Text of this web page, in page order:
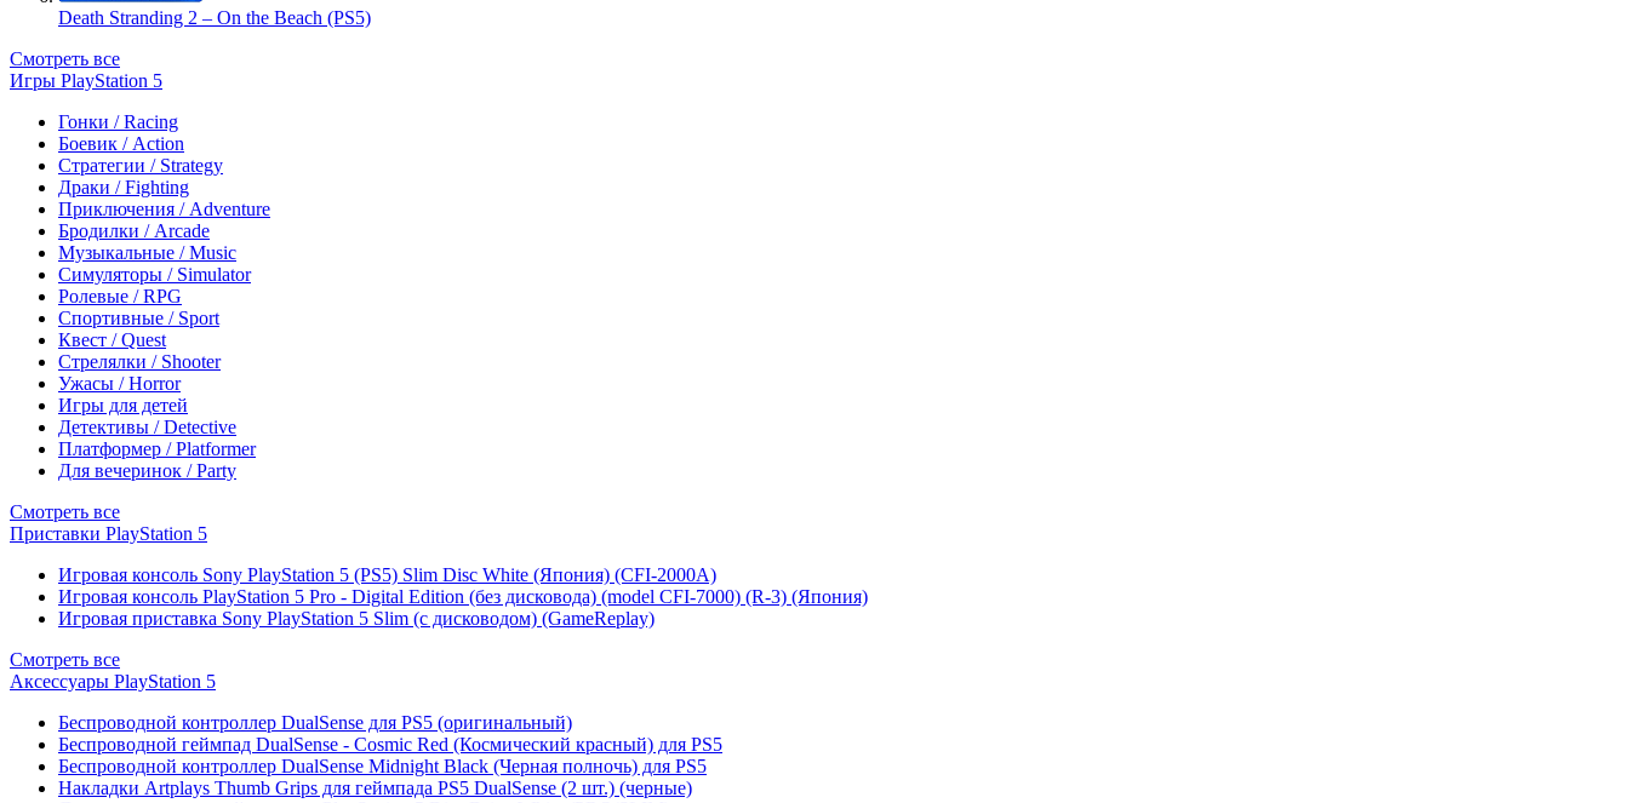
Death Stranding 2 – On the Beach (PS5)
Смотреть все
Игры PlayStation 5
Гонки / Racing
Боевик / Action
Стратегии / Strategy
Драки / Fighting
Приключения / Adventure
Бродилки / Arcade
Музыкальные / Music
Симуляторы / Simulator
Ролевые / RPG
Спортивные / Sport
Квест / Quest
Стрелялки / Shooter
Ужасы / Horror
Игры для детей
Детективы / Detective
Платформер / Platformer
Для вечеринок / Party
Смотреть все
Приставки PlayStation 5
Игровая консоль Sony PlayStation 5 (PS5) Slim Disc White (Япония) (CFI-2000A)
Игровая консоль PlayStation 5 Pro - Digital Edition (без дисковода) (model CFI-7000) (R-3) (Япония)
Игровая приставка Sony PlayStation 5 Slim (с дисководом) (GameReplay)
Смотреть все
Аксессуары PlayStation 5
Беспроводной контроллер DualSense для PS5 (оригинальный)
Беспроводной геймпад DualSense - Cosmic Red (Космический красный) для PS5
Беспроводной контроллер DualSense Midnight Black (Черная полночь) для PS5
Накладки Artplays Thumb Grips для геймпада PS5 DualSense (2 шт.) (черные)